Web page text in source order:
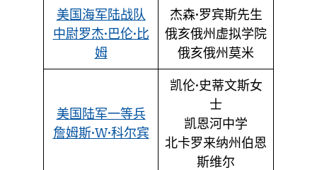
美国海军陆战队
中尉罗杰·巴伦·比
姆
杰森·罗宾斯先生
俄亥俄州虚拟学院
俄亥俄州莫米
美国陆军一等兵
詹姆斯·W·科尔宾
凯伦·史蒂文斯女
士
凯恩河中学
北卡罗来纳州伯恩
斯维尔